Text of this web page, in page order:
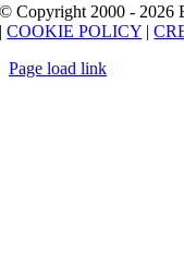
© Copyright 2000 - 2026
|COOKIE POLICY |
Page load link